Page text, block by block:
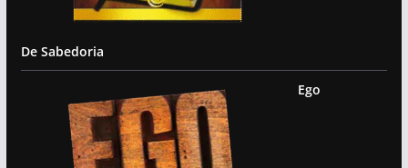
De Sabedoria
Ego